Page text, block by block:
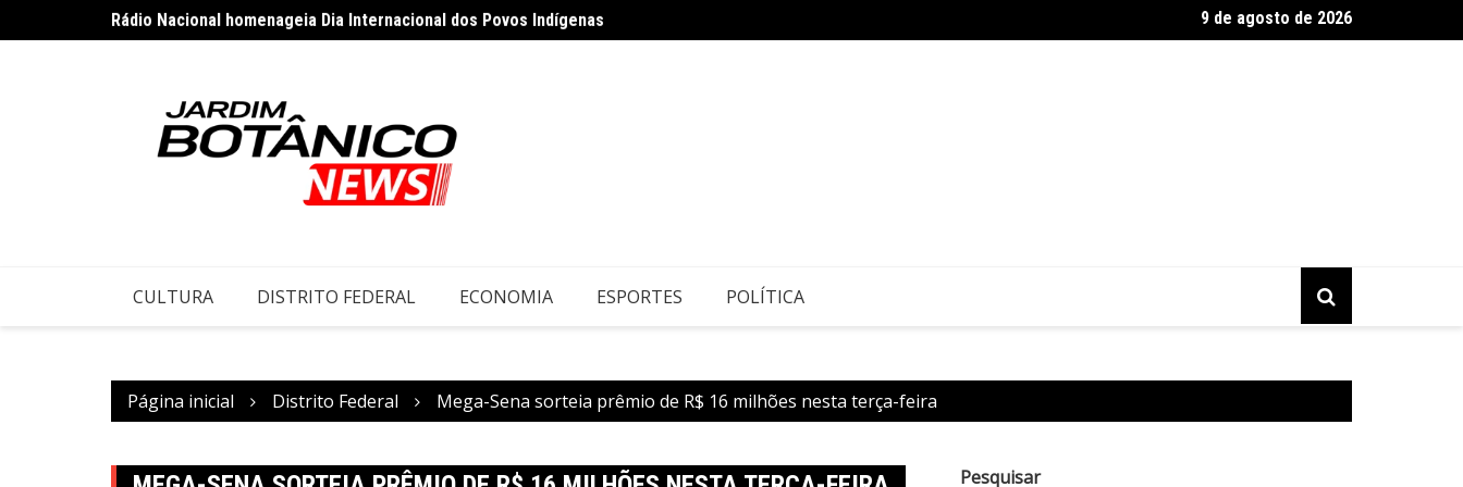
para
Vini Jr. se declara ao Real Madrid após renovação: ‘Oito anos é muito pouco’
São Paulo sai na frente, mas cede virada ao Grêmio e amplia marca
9 de agosto de 2026
CULTURA DISTRITO FEDERAL ECONOMIA ESPORTES POLÍTICA
Página inicial Distrito Federal Mega-Sena sorteia prêmio de R$ 16 milhões nesta terça-feira
Pesquisar